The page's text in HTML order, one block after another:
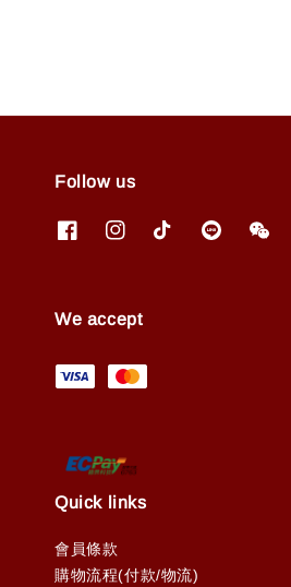
Follow us
We accept
Quick links
會員條款
購物流程(付款/物流)